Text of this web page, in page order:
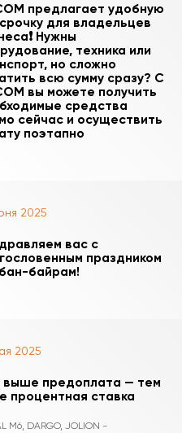
предлагает удобную
для владельцев
Нужны
техника или
но сложно
всю сумму сразу? С
вы можете получить
средства
сейчас и осуществить
поэтапно
2025
вас с
праздником
байрам!
2025
выше предоплата — тем
процентная ставка
M6, DARGO, JOLION -